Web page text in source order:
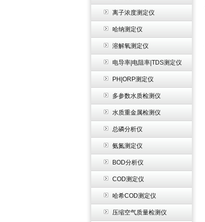
离子浓度测定仪
哈纳测定仪
溶解氧测定仪
电导率|电阻率|TDS测定仪
PH|ORP测定仪
多参数水质检测仪
水质重金属检测仪
总磷分析仪
氨氮测定仪
BOD分析仪
COD测定仪
哈希COD测定仪
压缩空气质量检测仪